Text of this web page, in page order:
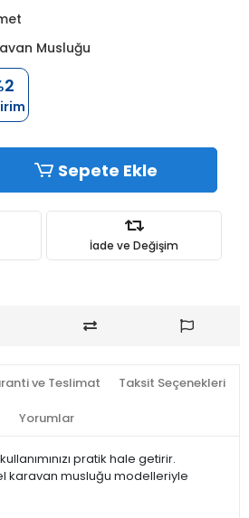
Musluğu
Sepete Ekle
İade ve Değişim
ve Teslimat Taksit Seçenekleri
Yorumlar
pratik hale getirir.
karavan musluğu modelleriyle